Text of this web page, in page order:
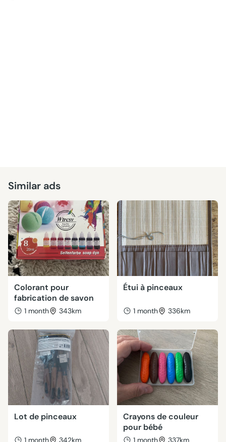
Similar ads
Colorant pour
fabrication de savon
1 month 343km
Étui à pinceaux
1 month 336km
Lot de pinceaux
1 month 342km
Crayons de couleur
pour bébé
1 month 337km